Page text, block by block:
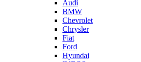
Audi
BMW
Chevrolet
Chrysler
Fiat
Ford
Hyundai